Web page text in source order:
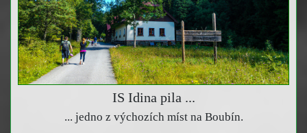
IS Idina pila ...
... jedno z výchozích míst na Boubín.